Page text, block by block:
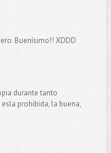
Buenísimo!! XDDD
durante tanto
prohibida, la buena,